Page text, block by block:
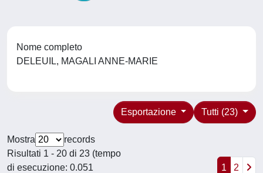
Nome completo
DELEUIL, MAGALI ANNE-MARIE
Tutti (23)
Esportazione
Mostra
records
Risultati 1 - 20 di 23 (tempo
di esecuzione: 0.051
1 2